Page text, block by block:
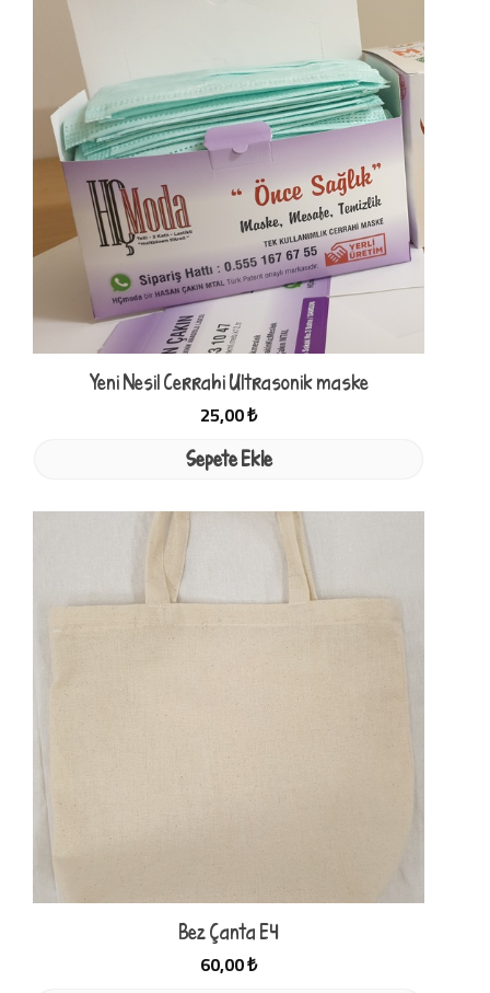
Yeni Nesil Cerrahi Ultrasonik maske
25,00 ₺
Sepete Ekle
Bez Çanta E4
60,00 ₺